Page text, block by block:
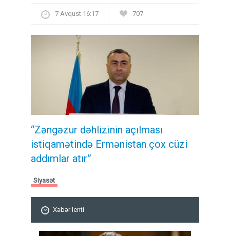
7 Avqust 16:17 707
“Zəngəzur dəhlizinin açılması
istiqamətində Ermənistan çox cüzi
addımlar atır”
Siyasət
Xəbər lenti